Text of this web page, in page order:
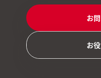
お
お